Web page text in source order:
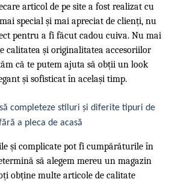
articol de pe site a fost realizat cu
special și mai apreciat de clienți, nu
pentru a fi făcut cadou cuiva. Nu mai
calitatea și originalitatea accesoriilor
că te putem ajuta să obții un look
și sofisticat în același timp.
completeze stiluri și diferite tipuri de
a pleca de acasă
și complicate pot fi cumpărăturile în
să alegem mereu un magazin
obține multe articole de calitate